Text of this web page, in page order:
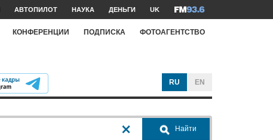
АВТОПИЛОТ НАУКА ДЕНЬГИ UK
КОНФЕРЕНЦИИ ПОДПИСКА ФОТОАГЕНТСТВО
RU EN
Найти